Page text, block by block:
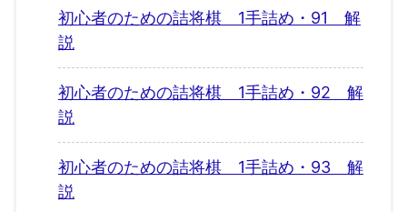
初心者のための詰将棋 1手詰め・91 解
説
初心者のための詰将棋 1手詰め・92 解
説
初心者のための詰将棋 1手詰め・93 解
説